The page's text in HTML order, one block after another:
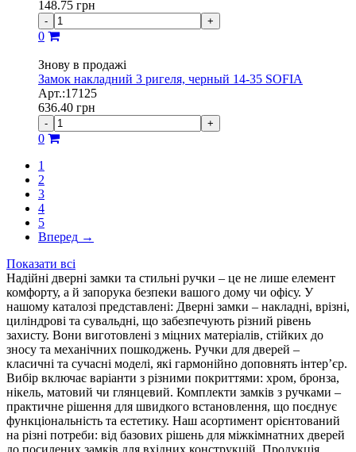
148.75 грн
- +
0
Знову в продажі
Замок накладний 3 ригеля, черный 14-35 SOFIA
Арт.:17125
636.40 грн
- +
0
1
2
3
4
5
Вперед →
Показати всі
Надійні дверні замки та стильні ручки – це не лише елемент
комфорту, а й запорука безпеки вашого дому чи офісу. У
нашому каталозі представлені: Дверні замки – накладні, врізні,
циліндрові та сувальдні, що забезпечують різний рівень
захисту. Вони виготовлені з міцних матеріалів, стійких до
зносу та механічних пошкоджень. Ручки для дверей –
класичні та сучасні моделі, які гармонійно доповнять інтер’єр.
Вибір включає варіанти з різними покриттями: хром, бронза,
нікель, матовий чи глянцевий. Комплекти замків з ручками –
практичне рішення для швидкого встановлення, що поєднує
функціональність та естетику. Наш асортимент орієнтований
на різні потреби: від базових рішень для міжкімнатних дверей
до посилених замків для вхідних конструкцій. Продукція